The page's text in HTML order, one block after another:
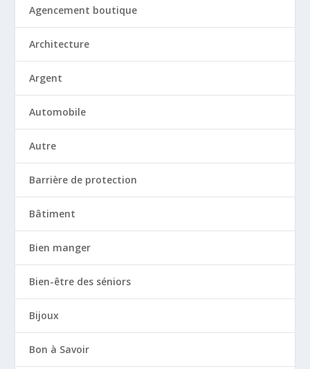
Agencement boutique
Architecture
Argent
Automobile
Autre
Barrière de protection
Bâtiment
Bien manger
Bien-être des séniors
Bijoux
Bon à Savoir